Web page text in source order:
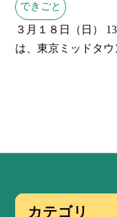
できごと
３月１８日（日）
は、東京ミッドタウ
カテゴリ